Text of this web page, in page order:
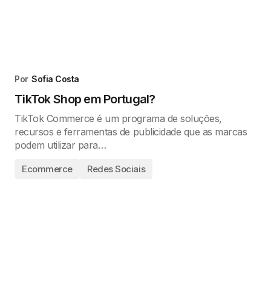
Por Sofia Costa
TikTok Shop em Portugal?
TikTok Commerce é um programa de soluções,
recursos e ferramentas de publicidade que as marcas
podem utilizar para…
Ecommerce Redes Sociais